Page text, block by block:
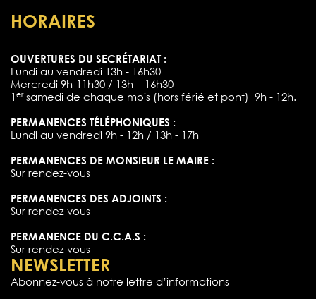
HORAIRES
OUVERTURES DU SECRÉTARIAT :
Lundi au vendredi 13h - 16h30
Mercredi 9h-11h30 / 13h – 16h30
1 ersamedi de chaque mois (hors férié et pont) 9h - 12h.
PERMANENCES TÉLÉPHONIQUES :
Lundi au vendredi 9h - 12h / 13h - 17h
PERMANENCES DE MONSIEUR LE MAIRE :
Sur rendez-vous
PERMANENCES DES ADJOINTS :
Sur rendez-vous
PERMANENCE DU C.C.A.S :
Sur rendez-vous
NEWSLETTER
Abonnez-vous à notre lettre d’informations